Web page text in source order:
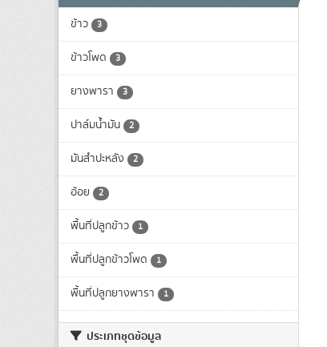
ข้าว 3
ข้าวโพด 3
ยางพารา 3
ปาล์มน้ำมัน 2
มันสำปะหลัง 2
อ้อย 2
พื้นที่ปลูกข้าว 1
พื้นที่ปลูกข้าวโพด 1
พื้นที่ปลูกยางพารา 1
ประเภทชุดข้อมูล